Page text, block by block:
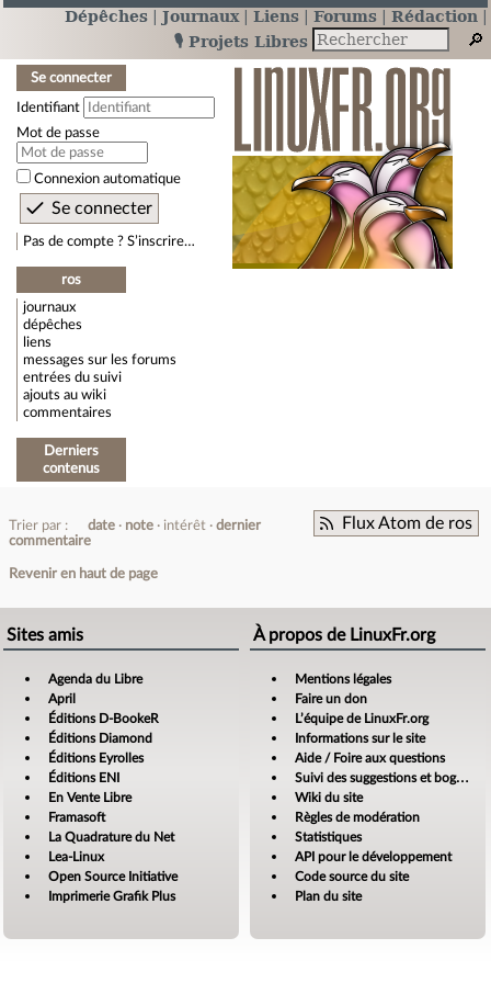
Dépêches Journaux Liens Forums
Rédaction
🎙️ Projets Libres
Se connecter
Identifiant
Mot de passe
Connexion automatique
Pas de compte ? S’inscrire…
ros
journaux
dépêches
liens
messages sur les forums
entrées du suivi
ajouts au wiki
commentaires
Derniers
contenus
Flux Atom de ros
Trier par : date note intérêt
dernier
commentaire
Revenir en haut de page
Sites amis
Agenda du Libre
April
Éditions D-BookeR
Éditions Diamond
Éditions Eyrolles
Éditions ENI
En Vente Libre
Framasoft
La Quadrature du Net
Lea-Linux
Open Source Initiative
Imprimerie Grafik Plus
À propos de LinuxFr.org
Mentions légales
Faire un don
L’équipe de LinuxFr.org
Informations sur le site
Aide / Foire aux questions
Suivi des suggestions et bogues
Wiki du site
Règles de modération
Statistiques
API pour le développement
Code source du site
Plan du site